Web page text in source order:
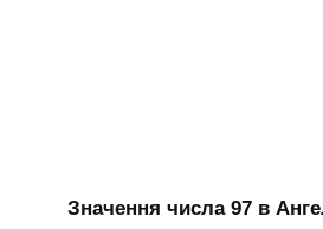
Значення числа 97 в